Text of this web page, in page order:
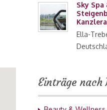
Sky
Ella-
Einträge